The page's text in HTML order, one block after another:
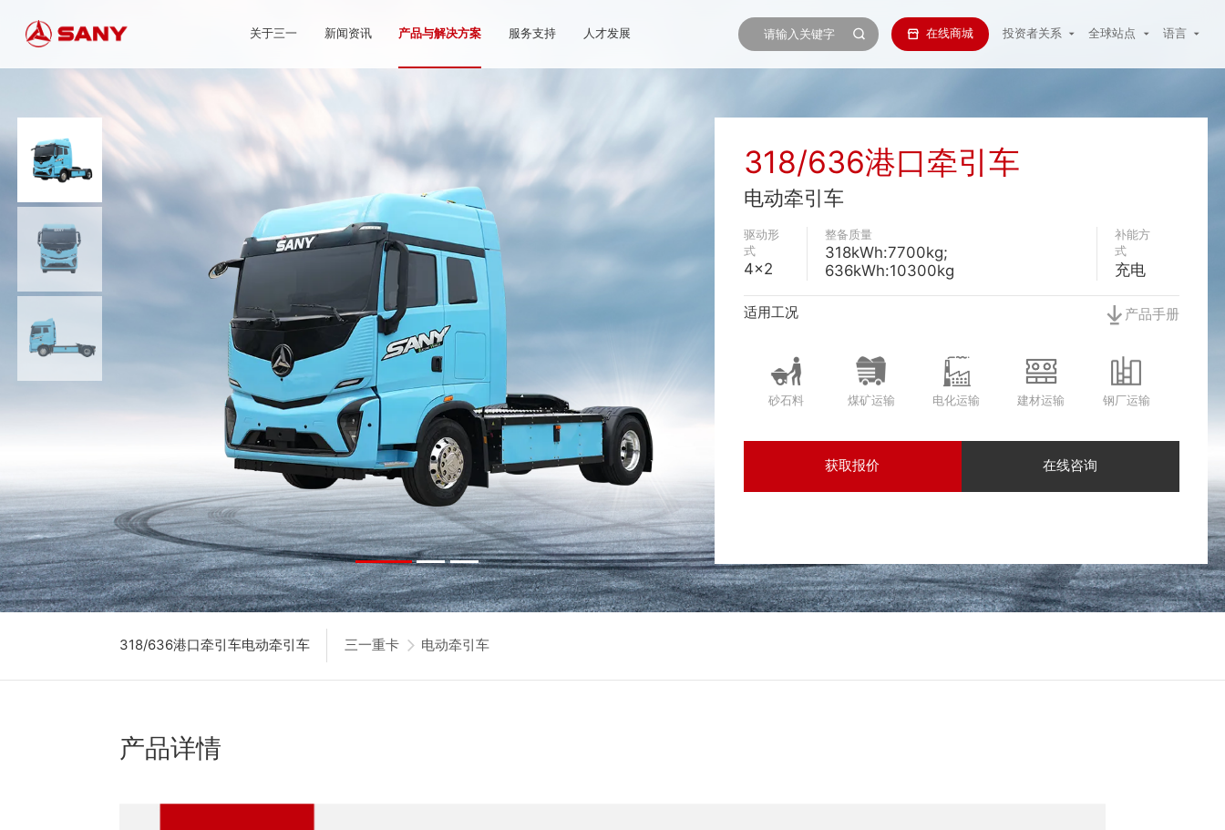
关于三一 新闻资讯 产品与解决方案 服务支持 人才发展 在线商城 投资者关系 全球站点 语言
318/636港口牵引车
电动牵引车
驱动形
式
4×2
整备质量
318kWh:7700kg;
636kWh:10300kg
补能方
式
充电
适用工况 产品手册
砂石料 煤矿运输 电化运输 建材运输 钢厂运输
获取报价 在线咨询
318/636港口牵引车电动牵引车 三一重卡 电动牵引车
产品详情